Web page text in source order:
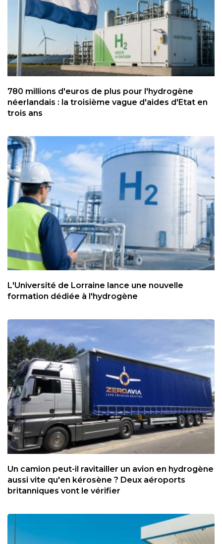
780 millions d'euros de plus pour l'hydrogène
néerlandais : la troisième vague d'aides d'Etat en
trois ans
L'Université de Lorraine lance une nouvelle
formation dédiée à l'hydrogène
Un camion peut-il ravitailler un avion en hydrogène
aussi vite qu'en kérosène ? Deux aéroports
britanniques vont le vérifier